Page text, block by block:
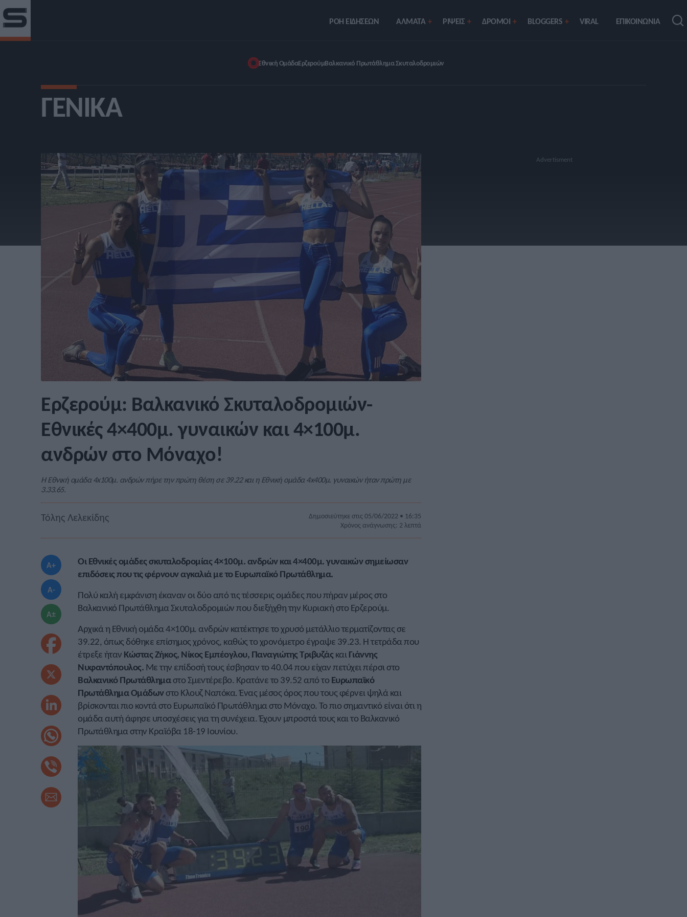
ΡΟΗ ΕΙΔΗΣΕΩΝ ΑΛΜΑΤΑ ΡIΨΕΙΣ ΔΡΟΜΟΙ BLOGGERS VIRAL ΕΠΙΚΟΙΝΩΝΙΑ
Εθνική ΟμάδαΕρζερούμΒαλκανικό Πρωτάθλημα Σκυταλοδρομιών
ΓΕΝΙΚΆ
Ερζερούμ: Βαλκανικό Σκυταλοδρομιών-
Εθνικές 4×400μ. γυναικών και 4×100μ.
ανδρών στο Μόναχο!
Η Εθνική ομάδα 4x100μ. ανδρών πήρε την πρώτη θέση σε 39.22 και η Εθνική ομάδα 4x400μ. γυναικών ήταν πρώτη με
3.33.65.
Τόλης Λελεκίδης
Δημοσιεύτηκε στις 05/06/2022 • 16:35
Χρόνος ανάγνωσης: 2 λεπτά
A+
A-
A±
Οι Εθνικές ομάδες σκυταλοδρομίας 4×100μ. ανδρών και 4×400μ. γυναικών σημείωσαν
επιδόσεις που τις φέρνουν αγκαλιά με το Ευρωπαϊκό Πρωτάθλημα.
Πολύ καλή εμφάνιση έκαναν οι δύο από τις τέσσερις ομάδες που πήραν μέρος στο
Βαλκανικό Πρωτάθλημα Σκυταλοδρομιών που διεξήχθη την Κυριακή στο Ερζερούμ.
Αρχικά η Εθνική ομάδα 4×100μ. ανδρών κατέκτησε το χρυσό μετάλλιο τερματίζοντας σε
39.22, όπως δόθηκε επίσημος χρόνος, καθώς το χρονόμετρο έγραψε 39.23. Η τετράδα που
έτρεξε ήταν Κώστας Ζήκος, Νίκος Εμπέογλου, Παναγιώτης ΤριβυζάςκαιΓιάννης
Νυφαντόπουλος. Με την επίδοσή τους έσβησαν το 40.04 που είχαν πετύχει πέρσι στο
Βαλκανικό Πρωτάθλημαστο Σμεντέρεβο. Κρατάνε το 39.52 από το Ευρωπαϊκό
Πρωτάθλημα Ομάδωνστο Κλουζ Ναπόκα. Ένας μέσος όρος που τους φέρνει ψηλά και
βρίσκονται πιο κοντά στο Ευρωπαϊκό Πρωτάθλημα στο Μόναχο. Το πιο σημαντικό είναι ότι η
ομάδα αυτή άφησε υποσχέσεις για τη συνέχεια. Έχουν μπροστά τους και το Βαλκανικό
Πρωτάθλημα στην Κραϊόβα 18-19 Ιουνίου.